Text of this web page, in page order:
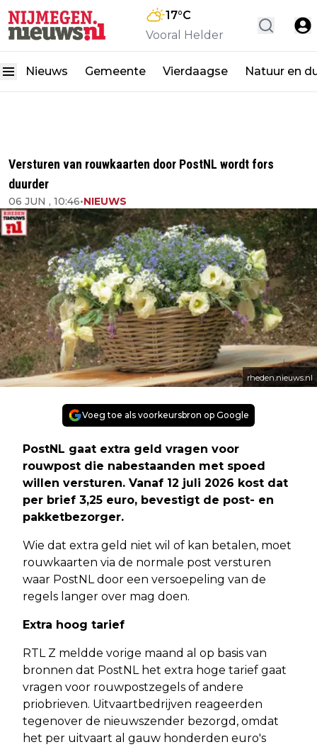
17°C
Vooral Helder
Nieuws Gemeente Vierdaagse Natuur en
Versturen van rouwkaarten door PostNL wordt fors
duurder
06 JUN , 10:46•NIEUWS
rheden.nieuws.nl
Voeg toe als voorkeursbron op Google
PostNL gaat extra geld vragen voor
rouwpost die nabestaanden met spoed
willen versturen. Vanaf 12 juli 2026 kost dat
per brief 3,25 euro, bevestigt de post- en
pakketbezorger.
Wie dat extra geld niet wil of kan betalen, moet
rouwkaarten via de normale post versturen
waar PostNL door een versoepeling van de
regels langer over mag doen.
Extra hoog tarief
RTL Z meldde vorige maand al op basis van
bronnen dat PostNL het extra hoge tarief gaat
vragen voor rouwpostzegels of andere
priobrieven. Uitvaartbedrijven reageerden
tegenover de nieuwszender bezorgd, omdat
het per uitvaart al gauw honderden euro's